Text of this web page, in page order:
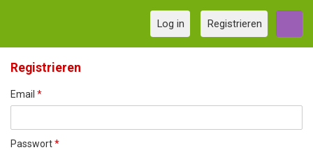
Log in Registrieren
Registrieren
Email *
Passwort*